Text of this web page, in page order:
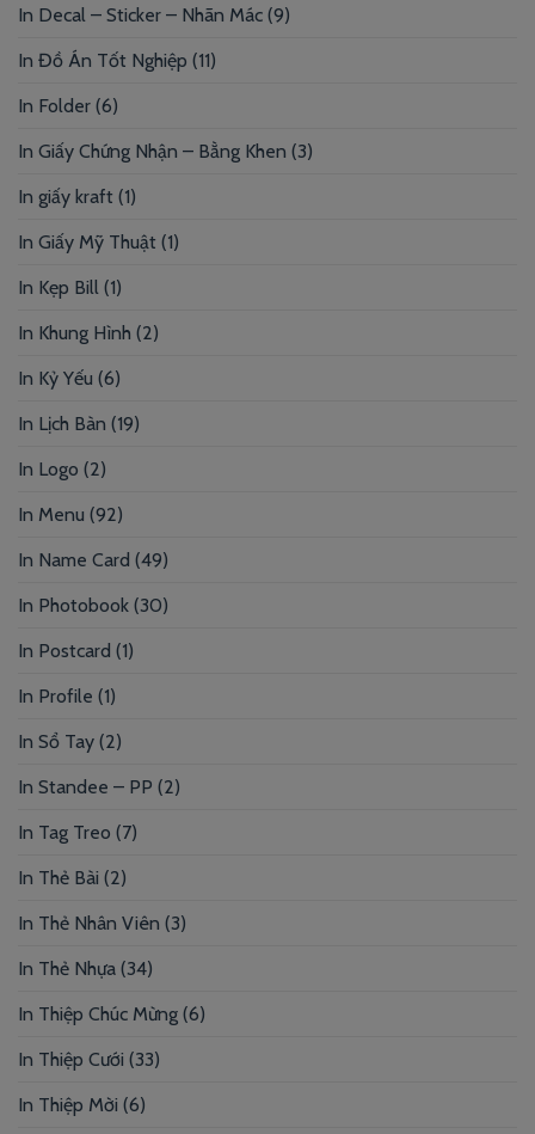
In Decal – Sticker – Nhãn Mác (9)
In Đồ Án Tốt Nghiệp (11)
In Folder (6)
In Giấy Chứng Nhận – Bằng Khen (3)
In giấy kraft (1)
In Giấy Mỹ Thuật (1)
In Kẹp Bill (1)
In Khung Hình (2)
In Kỷ Yếu (6)
In Lịch Bàn (19)
In Logo (2)
In Menu (92)
In Name Card (49)
In Photobook (30)
In Postcard (1)
In Profile (1)
In Sổ Tay (2)
In Standee – PP (2)
In Tag Treo (7)
In Thẻ Bài (2)
In Thẻ Nhân Viên (3)
In Thẻ Nhựa (34)
In Thiệp Chúc Mừng (6)
In Thiệp Cưới (33)
In Thiệp Mời (6)